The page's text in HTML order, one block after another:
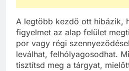
A legtöbb kezdő ott hibázik,
figyelmet az alap felület
por vagy régi
leválhat, felhólyagosodhat.
tisztítsd meg a tárgyat,